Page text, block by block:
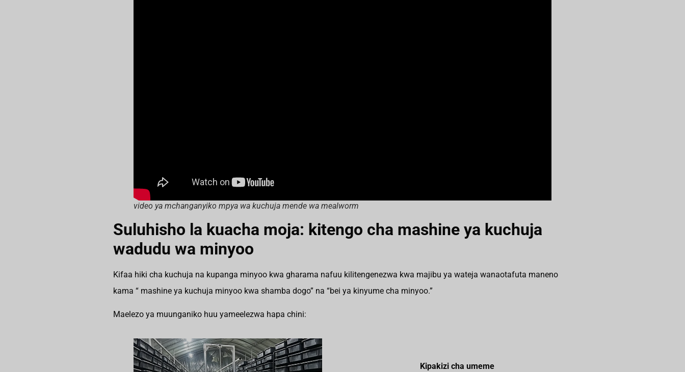
video ya mchanganyiko mpya wa kuchuja mende wa mealworm
Suluhisho la kuacha moja: kitengo cha mashine ya kuchuja
wadudu wa minyoo
Kifaa hiki cha kuchuja na kupanga minyoo kwa gharama nafuu kilitengenezwa kwa majibu ya wateja wanaotafuta maneno
kama “ mashine ya kuchuja minyoo kwa shamba dogo” na “bei ya kinyume cha minyoo.”
Maelezo ya muunganiko huu yameelezwa hapa chini:
Kipakizi cha umeme